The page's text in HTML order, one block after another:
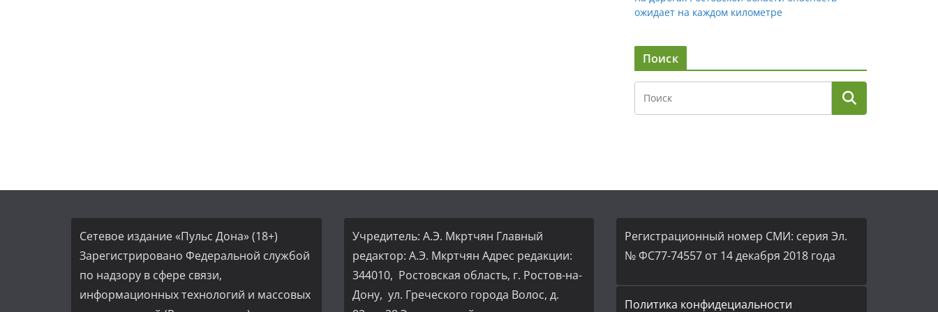
ожидает на каждом километре
Поиск
Сетевое издание «Пульс Дона» (18+)
Зарегистрировано Федеральной службой
по надзору в сфере связи,
информационных технологий и массовых
Учредитель: А.Э. Мкртчян Главный
редактор: А.Э. Мкртчян Адрес редакции:
344010, Ростовская область, г. Ростов-на-
Дону, ул. Греческого города Волос, д.
Регистрационный номер СМИ: серия Эл.
№ ФС77-74557 от 14 декабря 2018 года
Политика конфидециальности